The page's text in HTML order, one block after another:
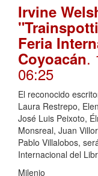
Irvine
Feria
Coyoacán.
06:25
El reconocido
Laura Restrepo,
José Luis Peixoto,
Monsreal, Juan
Pablo Villalobos,
Internacional del
Milenio